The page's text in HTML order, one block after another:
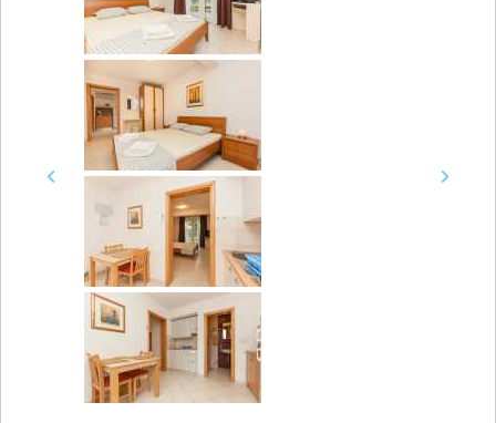
Previous Next